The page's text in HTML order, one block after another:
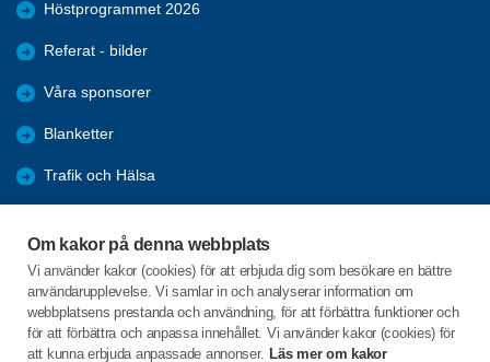
Om kakor på denna webbplats
Vi använder kakor (cookies) för att erbjuda dig som besökare en bättre
användarupplevelse. Vi samlar in och analyserar information om
webbplatsens prestanda och användning, för att förbättra funktioner och
för att förbättra och anpassa innehållet. Vi använder kakor (cookies) för
att kunna erbjuda anpassade annonser. Läs mer om kakor
Höstprogrammet 2026
Referat - bilder
Våra sponsorer
Blanketter
Trafik och Hälsa
Föreningars öppna aktiviteter
Seniorrådet med rapporter